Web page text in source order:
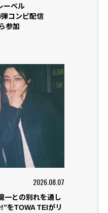
ーベル
弾コンピ配信
参加
2026.08.07
一との別れを通し
をTOWA TEIがリ